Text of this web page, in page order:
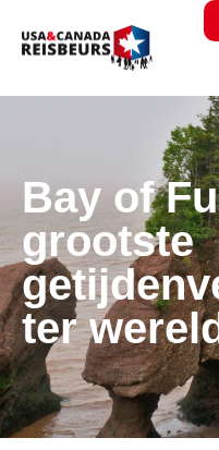
Bay of
grootste
ter